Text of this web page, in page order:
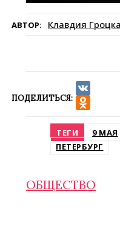
АВТОР: Клавдия
ПОДЕЛИТЬСЯ:
VK
ТЕГИ 9 МАЯ
ПЕТЕРБУРГ
ОБЩЕСТВО